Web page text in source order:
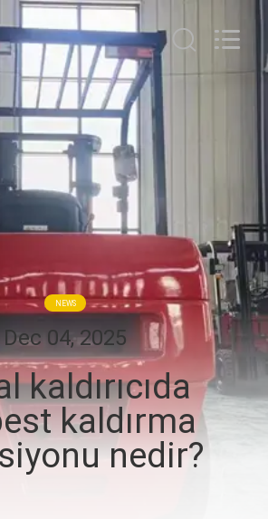
NEWS
Dec 04, 2025
kaldırıcıda
kaldırma
nedir?